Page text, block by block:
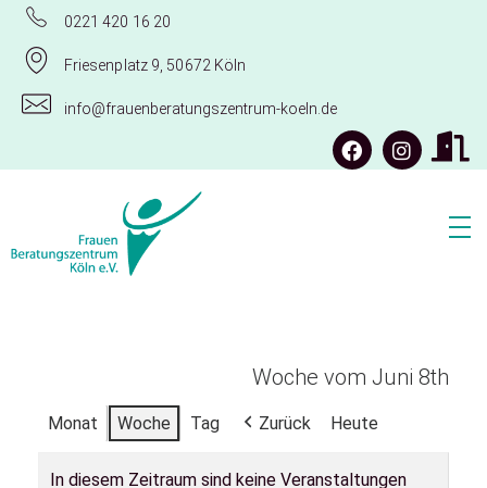
0221 420 16 20
Friesenplatz 9, 50672 Köln
info@frauenberatungszentrum-koeln.de
Woche vom Juni 8th
Monat Woche Tag Zurück Heute
In diesem Zeitraum sind keine Veranstaltungen